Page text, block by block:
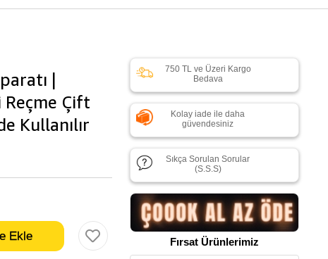
|
Reçme Çift
Kullanılır
750 TL ve Üzeri Kargo
Bedava
Kolay iade ile daha
güvendesiniz
Sıkça Sorulan Sorular
(S.S.S)
Fırsat Ürünlerimiz